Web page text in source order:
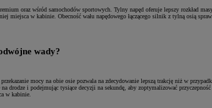
oraz wśród samochodów sportowych. Tylny napęd oferuje lepszy rozkład
miejsca w kabinie. Obecność wału napędowego łączącego silnik z tylną osią
wady?
mocy na obie osie pozwala na zdecydowanie lepszą trakcję niż w
i podejmując tysiące decyzji na sekundę, aby zoptymalizować
w kabinie.